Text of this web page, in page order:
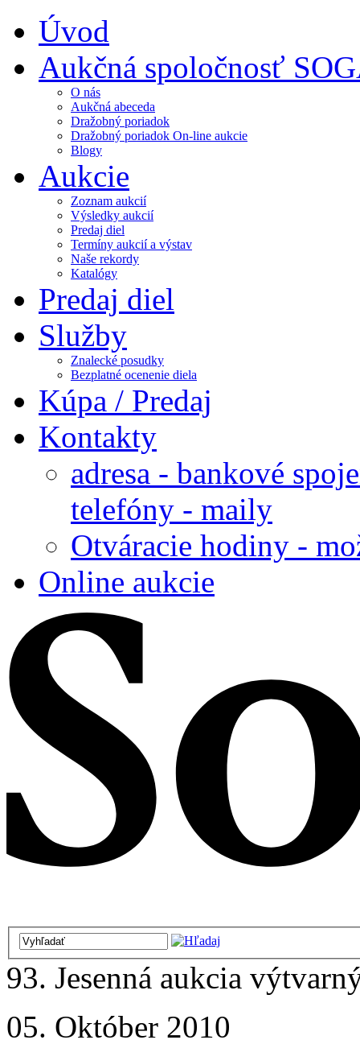
Úvod
Aukčná spoločnosť
O nás
Aukčná abeceda
Dražobný poriadok
Dražobný poriadok On-line aukcie
Blogy
Aukcie
Zoznam aukcií
Výsledky aukcií
Predaj diel
Termíny aukcií a výstav
Naše rekordy
Katalógy
Predaj diel
Služby
Znalecké posudky
Bezplatné ocenenie diela
Kúpa / Predaj
Kontakty
adresa - bankové
telefóny - maily
Otváracie hodiny -
Online aukcie
93. Jesenná aukcia
05. Október 2010